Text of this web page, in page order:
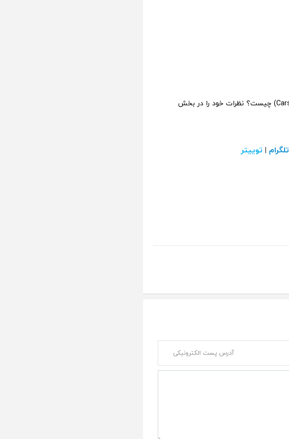
نظر شما در خصوص انیمیشن جدید ماشین ها (Cars On The Road) چیست؟ نظرات خود را در بخش
تلگرام | توییتر